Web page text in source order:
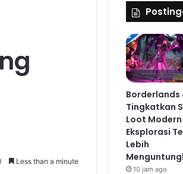
Less than a minute
Borderlands
Tingkatkan
Loot
Eksplorasi
Lebih
10 jam ago